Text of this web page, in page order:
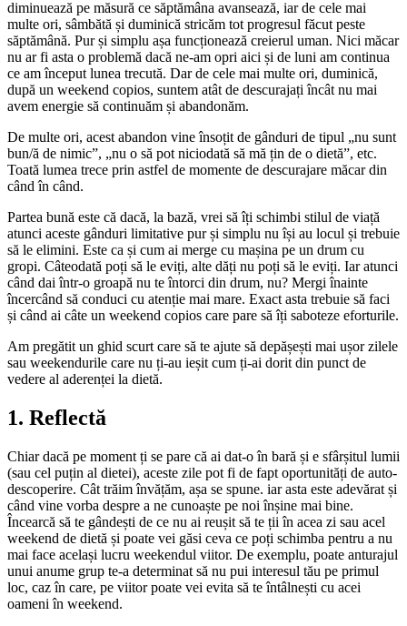
diminuează pe măsură ce săptămâna avansează, iar de cele mai
multe ori, sâmbătă și duminică stricăm tot progresul făcut peste
săptămână. Pur și simplu așa funcționează creierul uman. Nici măcar
nu ar fi asta o problemă dacă ne-am opri aici și de luni am continua
ce am început lunea trecută. Dar de cele mai multe ori, duminică,
după un weekend copios, suntem atât de descurajați încât nu mai
avem energie să continuăm și abandonăm.
De multe ori, acest abandon vine însoțit de gânduri de tipul „nu sunt
bun/ă de nimic”, „nu o să pot niciodată să mă țin de o dietă”, etc.
Toată lumea trece prin astfel de momente de descurajare măcar din
când în când.
Partea bună este că dacă, la bază, vrei să îți schimbi stilul de viață
atunci aceste gânduri limitative pur și simplu nu își au locul și trebuie
să le elimini. Este ca și cum ai merge cu mașina pe un drum cu
gropi. Câteodată poți să le eviți, alte dăți nu poți să le eviți. Iar atunci
când dai într-o groapă nu te întorci din drum, nu? Mergi înainte
încercând să conduci cu atenție mai mare. Exact asta trebuie să faci
și când ai câte un weekend copios care pare să îți saboteze eforturile.
Am pregătit un ghid scurt care să te ajute să depășești mai ușor zilele
sau weekendurile care nu ți-au ieșit cum ți-ai dorit din punct de
vedere al aderenței la dietă.
1. Reflectă
Chiar dacă pe moment ți se pare că ai dat-o în bară și e sfârșitul lumii
(sau cel puțin al dietei), aceste zile pot fi de fapt oportunități de auto-
descoperire. Cât trăim învățăm, așa se spune. iar asta este adevărat și
când vine vorba despre a ne cunoaște pe noi înșine mai bine.
Încearcă să te gândești de ce nu ai reușit să te ții în acea zi sau acel
weekend de dietă și poate vei găsi ceva ce poți schimba pentru a nu
mai face același lucru weekendul viitor. De exemplu, poate anturajul
unui anume grup te-a determinat să nu pui interesul tău pe primul
loc, caz în care, pe viitor poate vei evita să te întâlnești cu acei
oameni în weekend.